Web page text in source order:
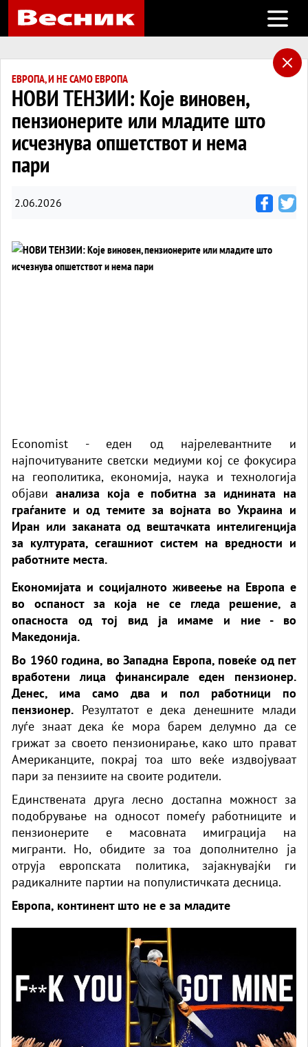
Open
ЕВРОПА, И НЕ САМО ЕВРОПА
НОВИ ТЕНЗИИ: Које виновен,
пензионерите или младите што
исчезнува опшетствот и нема
пари
2.06.2026
Economist - еден од најрелевантните и
најпочитуваните светски медиуми кој се фокусира
на геополитика, економија, наука и технологија
објави анализа која е побитна за иднината на
граѓаните и од темите за војната во Украина и
Иран или заканата од вештачката интелигенција
за културата, сегашниот систем на вредности и
работните места.
Економијата и социјалното живеење на Европа е
во оспаност за која не се гледа решение, а
опасноста од тој вид ја имаме и ние - во
Македонија.
Во 1960 година, во Западна Европа, повеќе од пет
вработени лица финансирале еден пензионер.
Денес, има само два и пол работници по
пензионер. Резултатот е дека денешните млади
луѓе знаат дека ќе мора барем делумно да се
грижат за своето пензионирање, како што прават
Американците, покрај тоа што веќе издвојуваат
пари за пензиите на своите родители.
Единствената друга лесно достапна можност за
подобрување на односот помеѓу работниците и
пензионерите е масовната имиграција на
мигранти. Но, обидите за тоа дополнително ја
отруја европската политика, зајакнувајќи ги
радикалните партии на популистичката десница.
Европа, континент што не е за младите